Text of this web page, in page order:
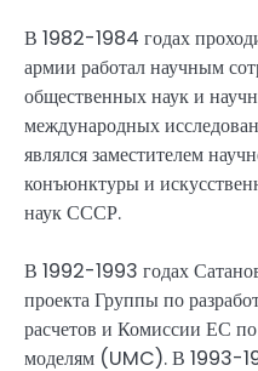
В 1982-1984 годах
армии работал научным
общественных наук и
международных
являлся заместителем
конъюнктуры и
наук СССР.
В 1992-1993 годах
проекта Группы по
расчетов и Комиссии ЕС
моделям (UMC). В 1993-